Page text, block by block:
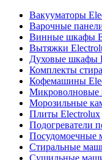
Вакууматоры
Варочные
Винные шкафы
Вытяжки
Духовые шкафы
Комплекты
Кофемашины
Микроволновые
Морозильные
Плиты Electrolux
Подогреватели
Посудомоечные
Стиральные
Сушильные